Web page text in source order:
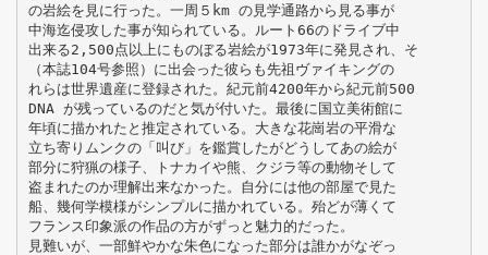
の岩絵を見に行った。一周５km の見学通路から見る事が
中海迄侵攻した事が知られている。ルート66のドライブ中
出来る2,500点以上にものぼる岩絵が1973年に発見され、そ
（本誌104号参照）に出会った彼らも先祖ヴァイキングの
れらは世界遺産に登録された。紀元前4200年から紀元前500
DNA が残っているのだと気が付いた。最後に国立美術館に
年頃に描かれたと推定されている。大きな花崗岩の平滑な
立ち寄りムンクの「叫び」を鑑賞したがどうしてあの絵が
部分に狩猟の様子、トナカイや熊、クジラ等の動物そして
盗まれたのか理解出来なかった。自分には他の部屋で見た
船、幾何学模様がシンプルに描かれている。殆どが薄くて
フランス印象派の作品の方がずっと魅力的だった。
見難いが、一部鮮やかな朱色になった部分は誰かがなぞっ